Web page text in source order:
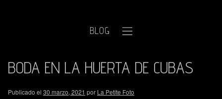
BLOG
BODA EN LA HUERTA DE CUBAS
Publicado el 30 marzo, 2021 por La Petite Foto